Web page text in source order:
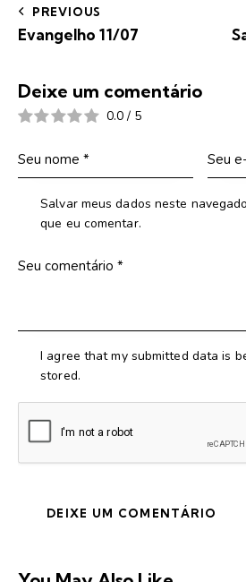
PREVIOUS
Evangelho 11/07
Deixe um comentário
0.0 / 5
Salvar meus dados neste
que eu comentar.
I agree that my submitted data is
stored.